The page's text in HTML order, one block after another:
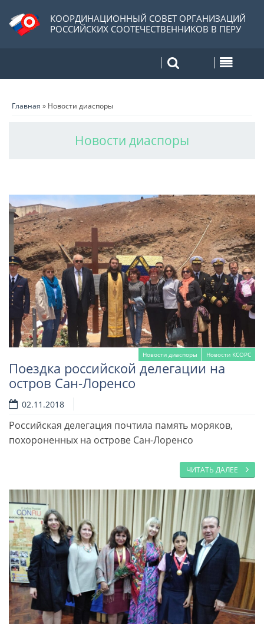
КООРДИНАЦИОННЫЙ СОВЕТ ОРГАНИЗАЦИЙ
РОССИЙСКИХ СООТЕЧЕСТВЕННИКОВ В ПЕРУ
Главная » Новости диаспоры
Новости диаспоры
Новости диаспоры Новости КСОРС
Поездка российской делегации на
остров Сан-Лоренсо
02.11.2018
Российская делегация почтила память моряков,
похороненных на острове Сан-Лоренсо
ЧИТАТЬ ДАЛЕЕ